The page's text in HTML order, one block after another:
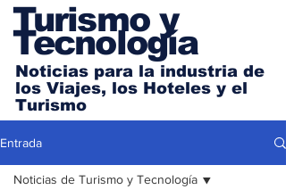
Turismo y
Tecnología
Noticias para la industria de
los Viajes, los Hoteles y el
Turismo
Entrada
Noticias de Turismo y Tecnología